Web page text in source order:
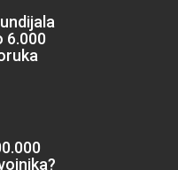
6.000